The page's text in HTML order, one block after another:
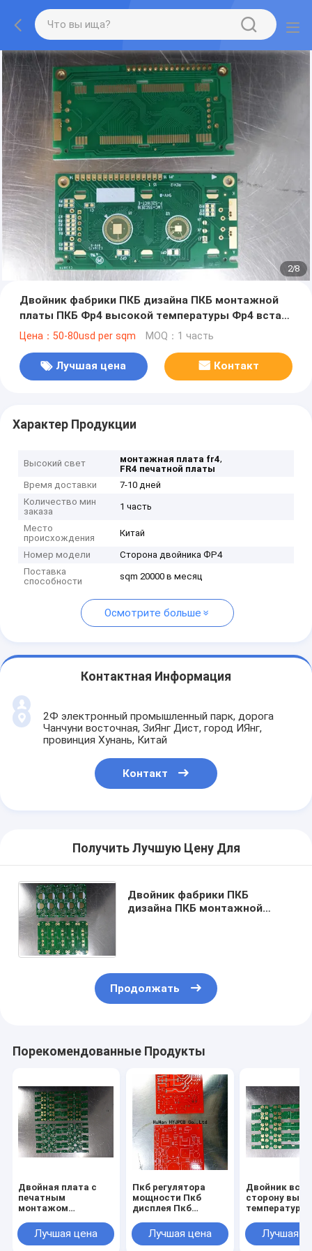
2/8
Двойник фабрики ПКБ дизайна ПКБ монтажной
платы ПКБ Фр4 высокой температуры Фр4 встал
на сторону Пкб Фр4
Цена：50-80usd per sqm MOQ：1 часть
Лучшая цена Контакт
Характер Продукции
Высокий свет монтажная плата fr4,
FR4 печатной платы
Время доставки
7-10 дней
Количество мин
заказа
1 часть
Место
происхождения
Китай
Номер модели
Сторона двойника ФР4
Поставка
способности
sqm 20000 в месяц
Осмотрите больше
Контактная Информация
2Ф электронный промышленный парк, дорога
Чанчуни восточная, ЗиЯнг Дист, город ИЯнг,
провинция Хунань, Китай
Контакт
Получить Лучшую Цену Для
Двойник фабрики ПКБ
дизайна ПКБ монтажной
Продолжать
Порекомендованные Продукты
Двойная плата с
печатным
монтажом
заряжателя
батареи Пкб
Лучшая цена
Пкб регулятора
мощности Пкб
дисплея Пкб
стороны двойника
ПКБ ФР4 94В-0
Лучшая цена
Двойник
сторону
температура
ФР4,
плата ФР4
Лучшая